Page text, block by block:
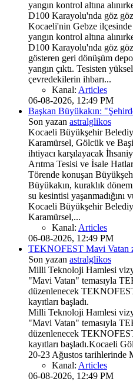
yangın kontrol altına
D100 Karayolu'nda göz
Kocaeli'nin Gebze ilçesinde
yangın kontrol altına
D100 Karayolu'nda göz
gösteren geri dönüşüm
yangın çıktı. Tesisten
çevredekilerin ihbarı...
Kanal: Articles
06-08-2026, 12:49 PM
Başkan Büyükakın:
Son yazan astralglikos
Kocaeli Büyükşehir
Karamürsel, Gölcük ve
ihtiyacı karşılayacak
Arıtma Tesisi ve İsale
Törende konuşan
Büyükakın, kuraklık
su kesintisi yaşanmadığını
Kocaeli Büyükşehir
Karamürsel,...
Kanal: Articles
06-08-2026, 12:49 PM
TEKNOFEST Mavi Vatan
Son yazan astralglikos
Milli Teknoloji Hamlesi
"Mavi Vatan" temasıyla
düzenlenecek
kayıtları başladı.
Milli Teknoloji Hamlesi
"Mavi Vatan" temasıyla
düzenlenecek
kayıtları başladı.Kocaeli
20-23 Ağustos tarihlerinde
Kanal: Articles
06-08-2026, 12:49 PM